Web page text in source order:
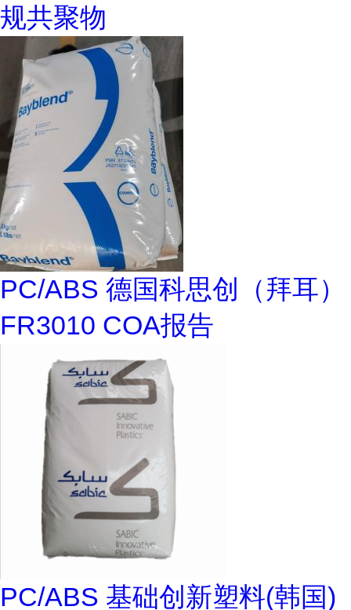
规共聚物
PC/ABS 德国科思创（拜耳）
FR3010 COA报告
PC/ABS 基础创新塑料(韩国)